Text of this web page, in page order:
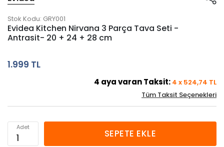
Stok Kodu: GRY001
Evidea Kitchen Nirvana 3 Parça Tava Seti -
Antrasit- 20 + 24 + 28 cm
1.999 TL
4 aya varan Taksit: 4 x 524,74 TL
Tüm Taksit Seçenekleri
Adet
SEPETE EKLE